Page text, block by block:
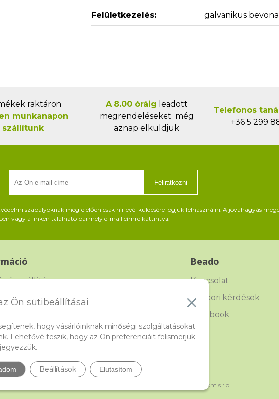
Ön sütibeállításai
hogy vásárlóinknak minőségi szolgáltatásokat
Lehetővé teszik, hogy az Ön preferenciáit felismerjük
Beállítások Elutasítom
Felületkezelés: galvanikus
raktáron
munkanapon
szállítunk
A 8.00 óráig leadott
megrendeléseket még
aznap elküldjük
Telefonos
+36 5 299
Feliratkozni
szabályoknak megfelelően csak hírlevél küldésére fogjuk felhasználni. A jóváhagyás
vagy a linken található bármely e-mail címre kattintva.
és szállítás
árucsere és visszáru
feltételek
adatok védelme
Beado
Kapcsolat
Gyakori kérdések
Facebook
webáruháza • NextCom s.r.o.